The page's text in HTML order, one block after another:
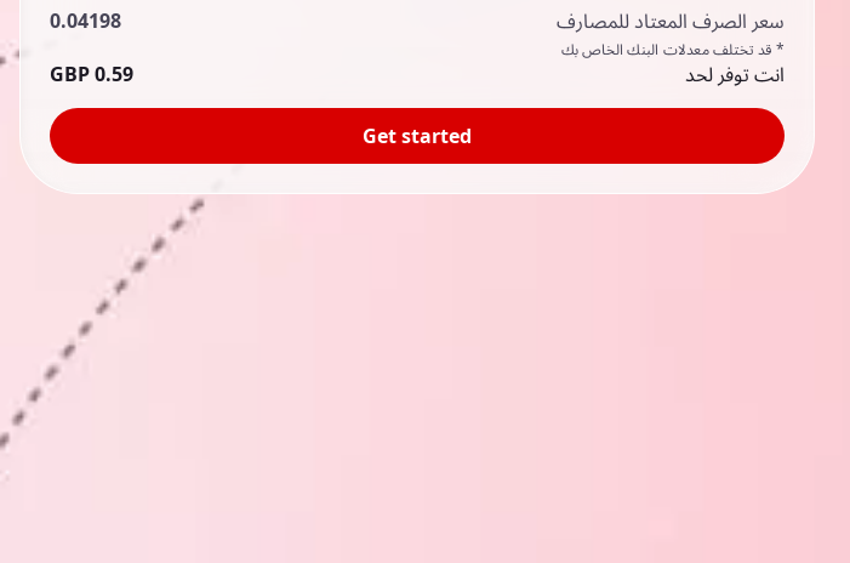
سعر الصرف المعتاد للمصارف
0.04198
* قد تختلف معدلات البنك الخاص بك
انت توفر لحد 0.59 GBP
Get started